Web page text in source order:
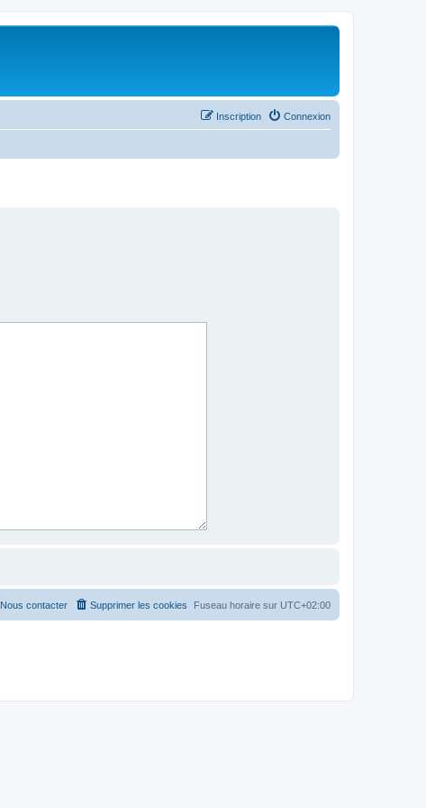
Connexion
Inscription
Fuseau horaire sur UTC+02:00
Supprimer les cookies
Nous contacter